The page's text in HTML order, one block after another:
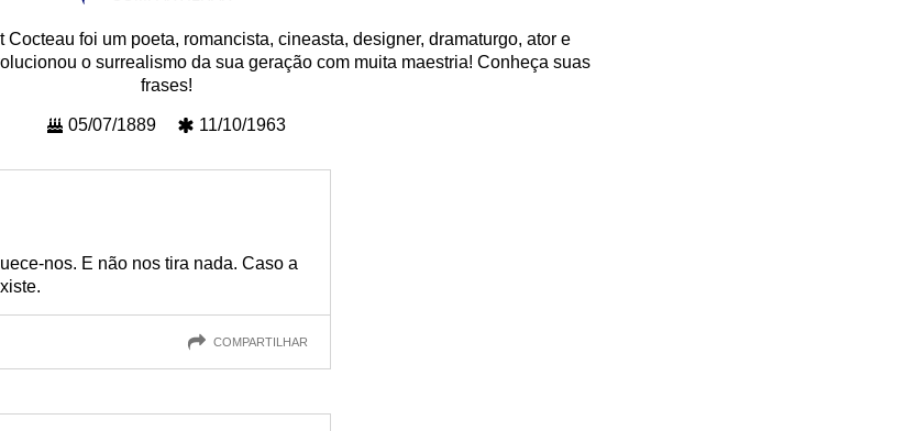
foi um poeta, romancista, cineasta, designer, dramaturgo, ator e
o surrealismo da sua geração com muita maestria! Conheça suas
frases!
05/07/1889 11/10/1963
nos. E não nos tira nada. Caso a
COMPARTILHAR